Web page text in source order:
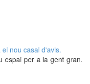
nou casal d'avis.
espai per a la gent gran.